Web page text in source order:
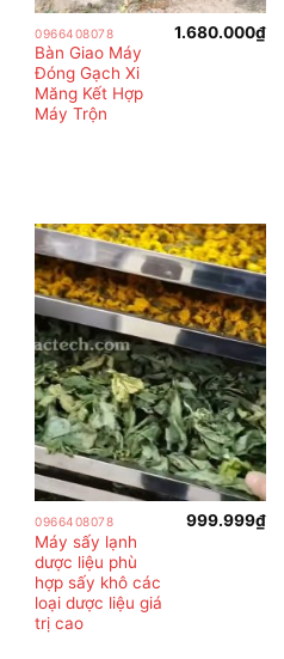
0966408078
Bàn Giao Máy
Đóng Gạch Xi
Măng Kết Hợp
Máy Trộn
1.680.000₫
0966408078
Máy sấy lạnh
dược liệu phù
hợp sấy khô các
loại dược liệu giá
trị cao
999.999₫